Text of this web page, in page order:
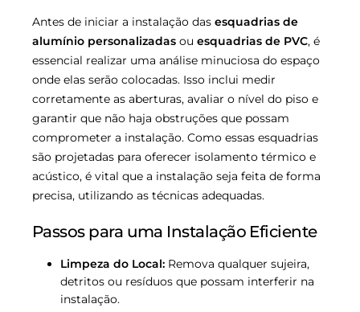
Antes de iniciar a instalação das esquadrias de
alumínio personalizadas ou esquadrias de PVC, é
essencial realizar uma análise minuciosa do espaço
onde elas serão colocadas. Isso inclui medir
corretamente as aberturas, avaliar o nível do piso e
garantir que não haja obstruções que possam
comprometer a instalação. Como essas esquadrias
são projetadas para oferecer isolamento térmico e
acústico, é vital que a instalação seja feita de forma
precisa, utilizando as técnicas adequadas.
Passos para uma Instalação Eficiente
Limpeza do Local: Remova qualquer sujeira,
detritos ou resíduos que possam interferir na
instalação.